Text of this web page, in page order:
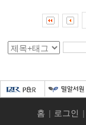
홈 | 로그인 |